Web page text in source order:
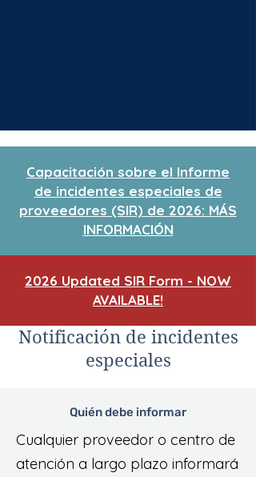
Capacitación sobre el Informe
de incidentes especiales de
proveedores (SIR) de 2026: MÁS
INFORMACIÓN
2026 Updated SIR Form - NOW
AVAILABLE!
Notificación de incidentes
especiales
Quién debe informar
Cualquier proveedor o centro de
atención a largo plazo informará